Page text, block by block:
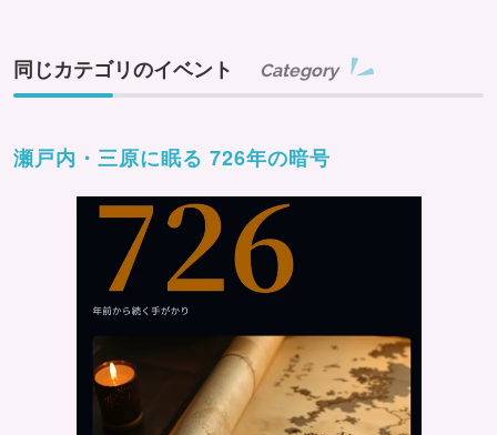
同じカテゴリのイベント Category
瀬戸内・三原に眠る 726年の暗号